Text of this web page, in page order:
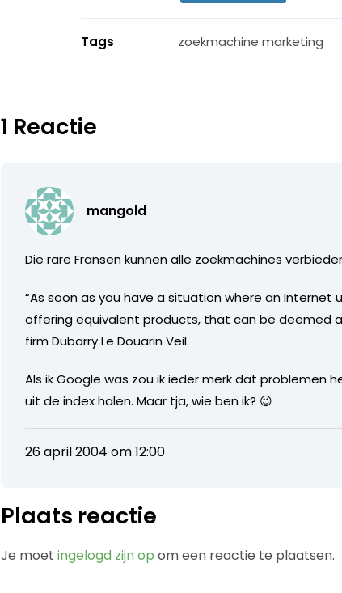
Tags zoekmachine marketing
1 Reactie
mangold
Die rare Fransen kunnen alle zoekmachines
“As soon as you have a situation where an Internet
offering equivalent products, that can be deemed
firm Dubarry Le Douarin Veil.
Als ik Google was zou ik ieder merk dat
uit de index halen. Maar tja, wie ben ik? 😉
26 april 2004 om 12:00
Plaats reactie
Je moetingelogd zijn op om een reactie te plaatsen.